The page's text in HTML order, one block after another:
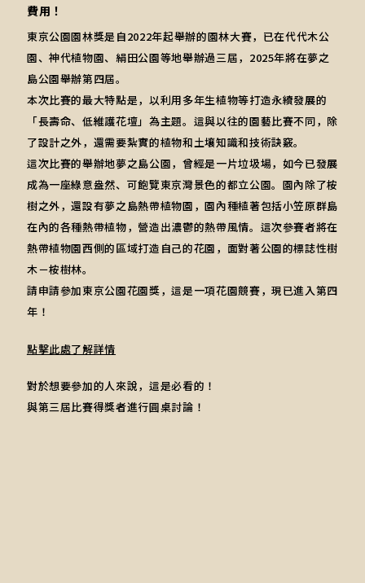
費用！
東京公園園林獎是自2022年起舉辦的園林大賽，已在代代木公
園、神代植物園、絹田公園等地舉辦過三屆，2025年將在夢之
島公園舉辦第四屆。
本次比賽的最大特點是，以利用多年生植物等打造永續發展的
「長壽命、低維護花壇」為主題。這與以往的園藝比賽不同，除
了設計之外，還需要紮實的植物和土壤知識和技術訣竅。
這次比賽的舉辦地夢之島公園，曾經是一片垃圾場，如今已發展
成為一座綠意盎然、可飽覽東京灣景色的都立公園。園內除了桉
樹之外，還設有夢之島熱帶植物園，園內種植著包括小笠原群島
在內的各種熱帶植物，營造出濃鬱的熱帶風情。這次參賽者將在
熱帶植物園西側的區域打造自己的花園，面對著公園的標誌性樹
木－桉樹林。
請申請參加東京公園花園獎，這是一項花園競賽，現已進入第四
年！
點擊此處了解詳情
對於想要參加的人來說，這是必看的！
與第三屆比賽得獎者進行圓桌討論！